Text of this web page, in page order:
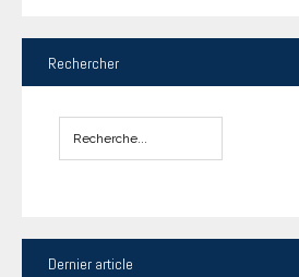
Rechercher
Dernier article